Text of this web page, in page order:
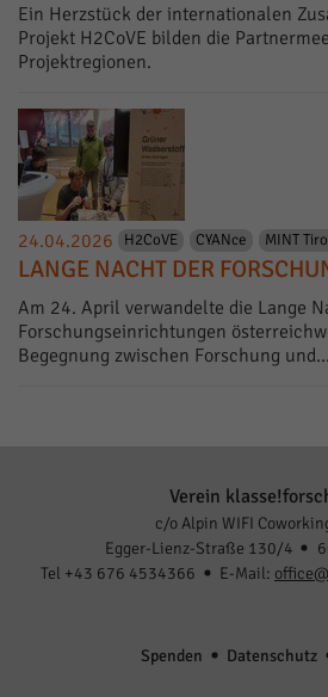
Ein Herzstück der internationalen
Projekt H2CoVE bilden die
Projektregionen.
24.04.2026 H2CoVE CYANce MINT
LANGE NACHT DER
Am 24. April verwandelte die Lange
Forschungseinrichtungen
Begegnung zwischen Forschung und…
Verein
c/o Alpin WIFI
Egger-Lienz-Straße 130/4
Tel +43 676 4534366
E-Mail:
Spenden Datenschutz